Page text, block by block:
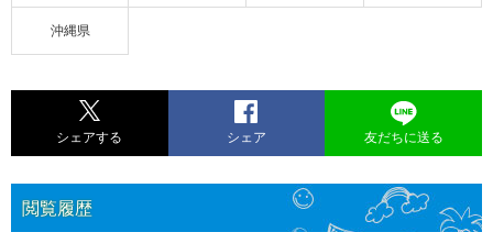
沖縄県
シェアする シェア 友だちに送る
閲覧履歴